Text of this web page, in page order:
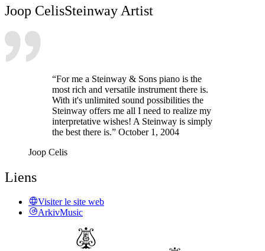
Joop CelisSteinway Artist
“For me a Steinway & Sons piano is the
most rich and versatile instrument there is.
With it's unlimited sound possibilities the
Steinway offers me all I need to realize my
interpretative wishes! A Steinway is simply
the best there is.” October 1, 2004
Joop Celis
Liens
Visiter le site web
ArkivMusic